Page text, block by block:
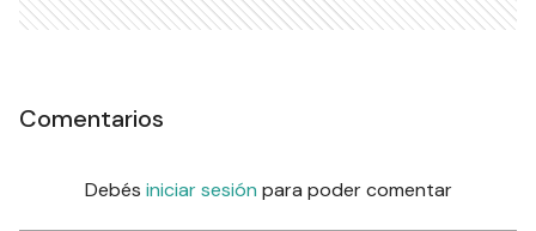
Comentarios
Debés iniciar sesión para poder comentar